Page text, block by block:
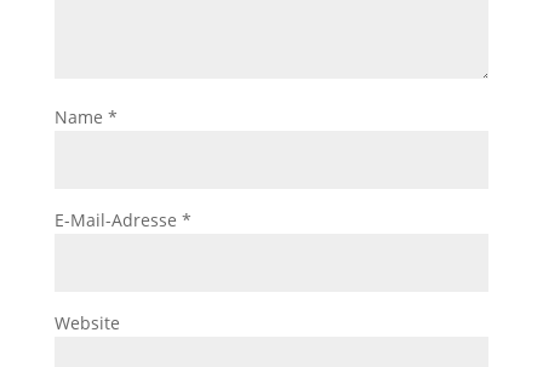
Name *
E-Mail-Adresse *
Website